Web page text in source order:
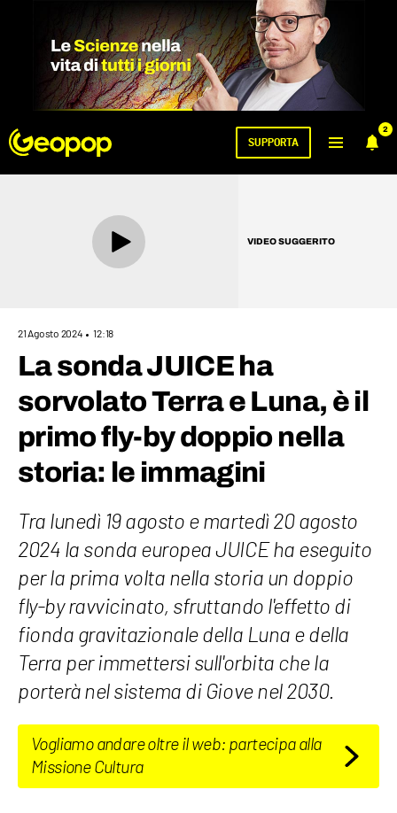
2
SUPPORTA
VIDEO SUGGERITO
21 Agosto 2024 12:18
La sonda JUICE ha
sorvolato Terra e Luna, è il
primo fly-by doppio nella
storia: le immagini
Tra lunedì 19 agosto e martedì 20 agosto
2024 la sonda europea JUICE ha eseguito
per la prima volta nella storia un doppio
fly-by ravvicinato, sfruttando l'effetto di
fionda gravitazionale della Luna e della
Terra per immettersi sull'orbita che la
porterà nel sistema di Giove nel 2030.
Vogliamo andare oltre il web: partecipa alla
Missione Cultura